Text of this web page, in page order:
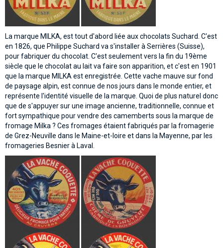
La marque MILKA, est tout d'abord liée aux chocolats Suchard. C'est
en 1826, que Philippe Suchard va s'installer à Serrières (Suisse),
pour fabriquer du chocolat. C'est seulement vers la fin du 19ème
siècle que le chocolat au lait va faire son apparition, et c'est en 1901
que la marque MILKA est enregistrée. Cette vache mauve sur fond
de paysage alpin, est connue de nos jours dans le monde entier, et
représente l'identité visuelle de la marque. Quoi de plus naturel donc
que de s'appuyer sur une image ancienne, traditionnelle, connue et
fort sympathique pour vendre des camemberts sous la marque de
fromage Milka ? Ces fromages étaient fabriqués par la fromagerie
de Grez-Neuville dans le Maine-et-loire et dans la Mayenne, par les
fromageries Besnier à Laval.